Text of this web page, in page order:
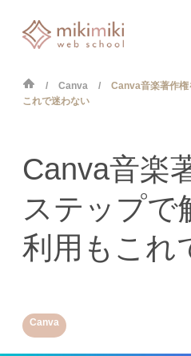
Canva
Canva音楽著作権
これで迷わない
Canva
Canva音楽
ステップで
利用もこれ